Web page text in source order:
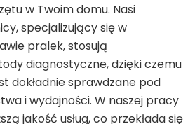
w Twoim domu. Nasi
specjalizujący się w
pralek, stosują
diagnostyczne, dzięki czemu
dokładnie sprawdzane pod
i wydajności. W naszej pracy
jakość usług, co przekłada się